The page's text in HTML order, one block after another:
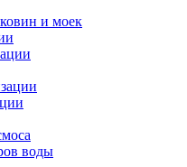
и моек
воды